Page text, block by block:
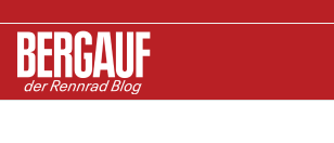
zum
Inhalt